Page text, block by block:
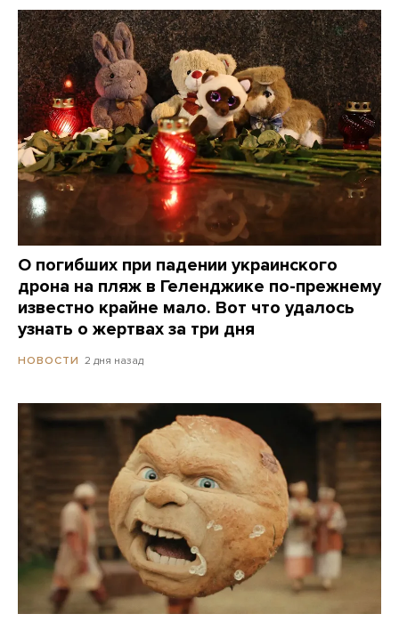
О погибших при падении украинского
дрона на пляж в Геленджике по-прежнему
известно крайне мало. Вот что удалось
узнать о жертвах за три дня
НОВОСТИ 2 дня назад